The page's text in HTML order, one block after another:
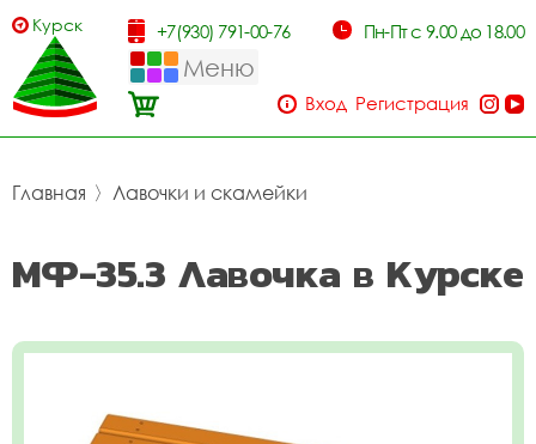
Курск +7(930) 791-00-76 Пн-Пт с 9.00 до 18.00
Меню
Вход Регистрация
Главная 〉 Лавочки и скамейки
МФ-35.3 Лавочка в Курске